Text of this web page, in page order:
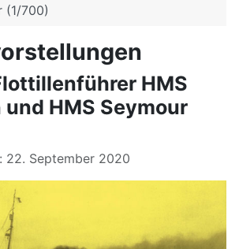
(1/700)
HMS
HMS Seymour
22. September 2020